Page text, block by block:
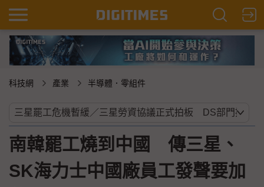
科技網 產業 半導體．零組件
南韓罷工燒到中國 傳三星、
SK海力士中國廠員工發聲要加